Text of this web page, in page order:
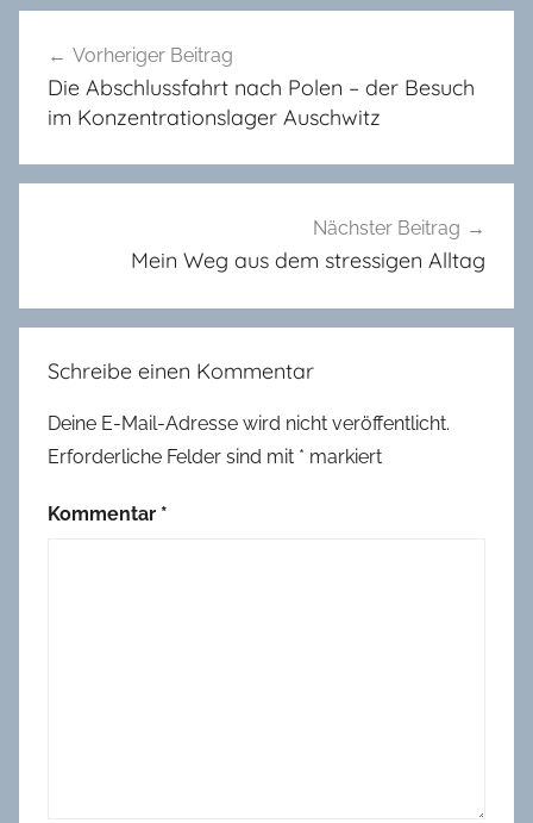
A
g
m
Vorheriger Beitrag
Die Abschlussfahrt nach Polen – der Besuch
im Konzentrationslager Auschwitz
Nächster Beitrag
Mein Weg aus dem stressigen Alltag
Schreibe einen Kommentar
Deine E-Mail-Adresse wird nicht veröffentlicht.
Erforderliche Felder sind mit * markiert
Kommentar *